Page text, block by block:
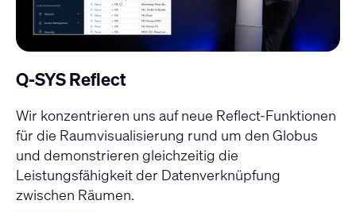
Q-SYS Reflect
Wir konzentrieren uns auf neue Reflect-Funktionen
für die Raumvisualisierung rund um den Globus
und demonstrieren gleichzeitig die
Leistungsfähigkeit der Datenverknüpfung
zwischen Räumen.